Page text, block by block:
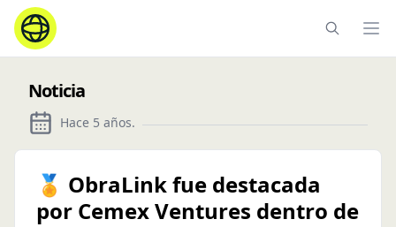
Noticia
Hace 5 años.
🏅 ObraLink fue destacada
por Cemex Ventures dentro de